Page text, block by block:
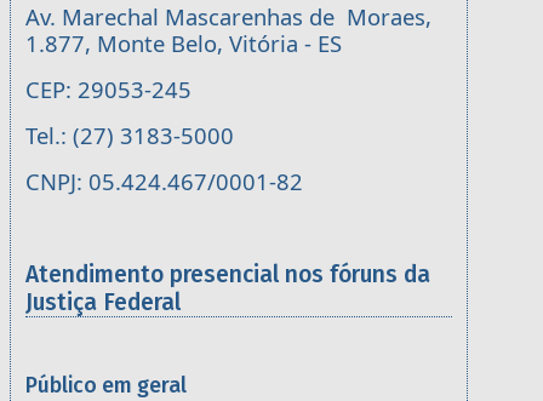
Av. Marechal Mascarenhas de Moraes,
1.877, Monte Belo, Vitória - ES
CEP: 29053-245
Tel.: (27) 3183-5000
CNPJ: 05.424.467/0001-82
Atendimento presencial nos fóruns da
Justiça Federal
Público em geral